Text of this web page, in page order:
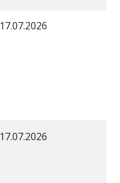
17.07.2026
17.07.2026